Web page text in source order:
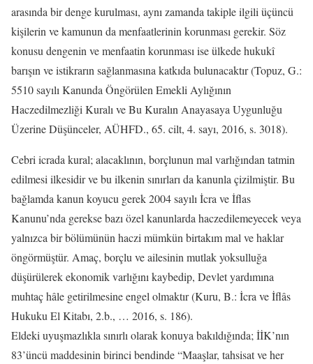
arasında bir denge kurulması, aynı zamanda takiple ilgili üçüncü
kişilerin ve kamunun da menfaatlerinin korunması gerekir. Söz
konusu dengenin ve menfaatin korunması ise ülkede hukukî
barışın ve istikrarın sağlanmasına katkıda bulunacaktır (Topuz, G.:
5510 sayılı Kanunda Öngörülen Emekli Aylığının
Haczedilmezliği Kuralı ve Bu Kuralın Anayasaya Uygunluğu
Üzerine Düşünceler, AÜHFD., 65. cilt, 4. sayı, 2016, s. 3018).
Cebri icrada kural; alacaklının, borçlunun mal varlığından tatmin
edilmesi ilkesidir ve bu ilkenin sınırları da kanunla çizilmiştir. Bu
bağlamda kanun koyucu gerek 2004 sayılı İcra ve İflas
Kanunu’nda gerekse bazı özel kanunlarda haczedilemeyecek veya
yalnızca bir bölümünün haczi mümkün birtakım mal ve haklar
öngörmüştür. Amaç, borçlu ve ailesinin mutlak yoksulluğa
düşürülerek ekonomik varlığını kaybedip, Devlet yardımına
muhtaç hâle getirilmesine engel olmaktır (Kuru, B.: İcra ve İflâs
Hukuku El Kitabı, 2.b., … 2016, s. 186).
Eldeki uyuşmazlıkla sınırlı olarak konuya bakıldığında; İİK’nın
83’üncü maddesinin birinci bendinde “Maaşlar, tahsisat ve her